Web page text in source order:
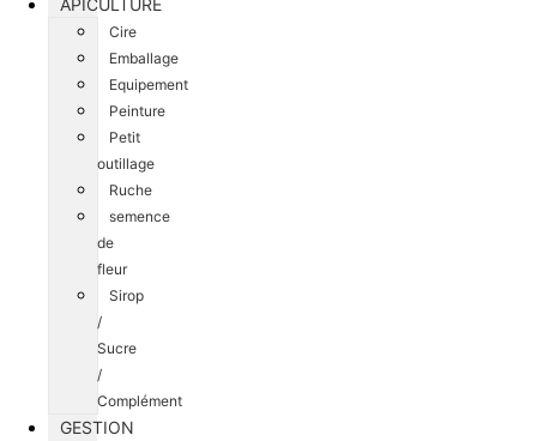
APICULTURE
Cire
Emballage
Equipement
Peinture
Petit
outillage
Ruche
semence
de
fleur
Sirop
/
Sucre
/
Complément
GESTION